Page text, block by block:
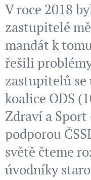
V roce 2018
zastupitelé
mandát k
řešili
zastupitelů
koalice ODS
Zdraví a Sport
podporou
světě čteme
úvodníky